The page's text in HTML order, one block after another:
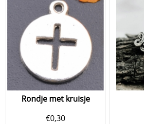
Rondje met kruisje
€0,30